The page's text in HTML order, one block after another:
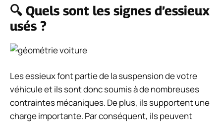
🔍 Quels sont les signes d’essieux
usés ?
Les essieux font partie de la suspension de votre
véhicule et ils sont donc soumis à de nombreuses
contraintes mécaniques. De plus, ils supportent une
charge importante. Par conséquent, ils peuvent